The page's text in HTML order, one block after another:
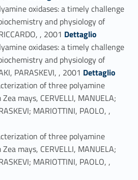
oxidases: a timely challenge
and physiology of
, 2001 Link identifier #identifier_person_29336-51
Dettaglio
oxidases: a timely challenge
and physiology of
PARASKEVI, , 2001 Link identifier #identifier_person_35953-52
Dettaglio
of three polyamine
mays, CERVELLI, MANUELA;
MARIOTTINI, PAOLO, ,
of three polyamine
mays, CERVELLI, MANUELA;
MARIOTTINI, PAOLO, ,